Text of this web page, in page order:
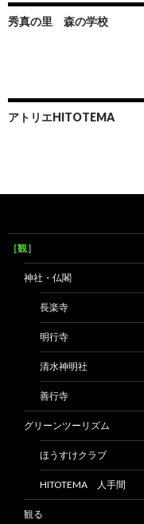
秀真の里 森の学校
アトリエHITOTEMA
［観］
神社・仏閣
長楽寺
明行寺
清水神明社
善行寺
グリーンツーリズム
ほうすけクラブ
HITOTEMA 人手間
観る